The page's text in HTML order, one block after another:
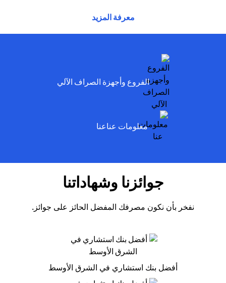
معرفة المزيد
الفروع وأجهزة الصراف الآلي
معلومات عناعنا
جوائزنا وشهاداتنا
نفخر بأن نكون مصرفك المفضل الحائز على جوائز.
أفضل بنك استشاري في الشرق الأوسط